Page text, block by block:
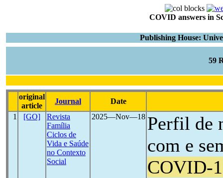
COVID answers in
Publishing House:
59
original
article
Journal
Date
1
[GO]
Revista
Família
Ciclos de
Vida e Saúde
no Contexto
Social
2025―Nov―18 Perfil de
com e
COVID-